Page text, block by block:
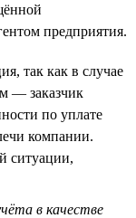
предприятия.
так как в случае
— заказчик
по уплате
компании.
ситуации,
в качестве